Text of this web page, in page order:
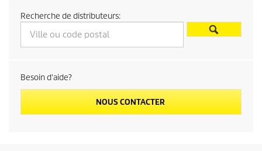
Recherche de distributeurs:
Besoin d'aide?
NOUS CONTACTER